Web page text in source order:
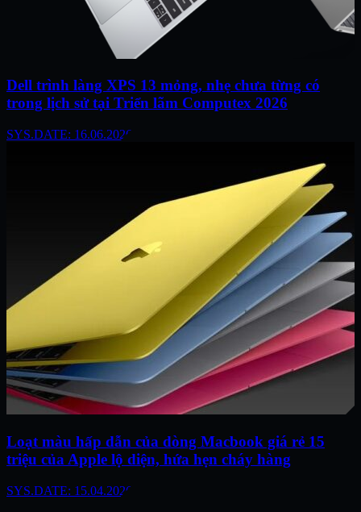
Dell trình làng XPS 13 mỏng, nhẹ chưa từng có
trong lịch sử tại Triển lãm Computex 2026
SYS.DATE: 16.06.2026
Loạt màu hấp dẫn của dòng Macbook giá rẻ 15
triệu của Apple lộ diện, hứa hẹn cháy hàng
SYS.DATE: 15.04.2026